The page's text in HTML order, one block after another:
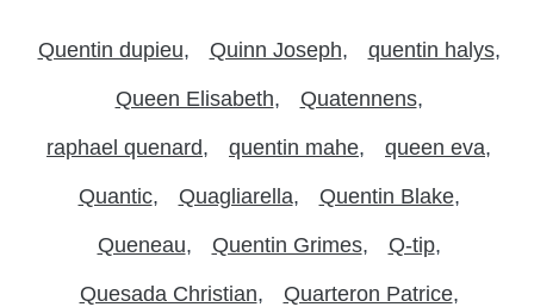
Quentin dupieu Quinn Joseph quentin halys
Queen Elisabeth Quatennens
raphael quenard quentin mahe queen eva
Quantic Quagliarella Quentin Blake
Queneau Quentin Grimes Q-tip
Quesada Christian Quarteron Patrice